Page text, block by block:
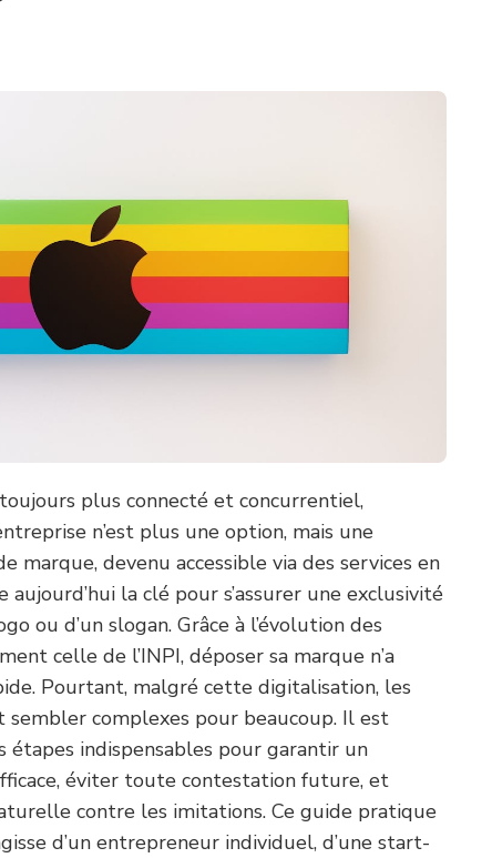
plus connecté et concurrentiel,
n’est plus une option, mais une
marque, devenu accessible via des services en
la clé pour s’assurer une exclusivité
ou d’un slogan. Grâce à l’évolution des
celle de l’INPI, déposer sa marque n’a
Pourtant, malgré cette digitalisation, les
complexes pour beaucoup. Il est
indispensables pour garantir un
éviter toute contestation future, et
contre les imitations. Ce guide pratique
d’un entrepreneur individuel, d’une start-